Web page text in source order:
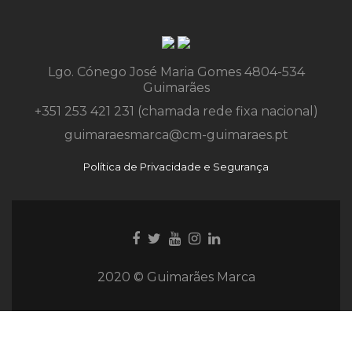
Lgo. Cónego José Maria Gomes 4804-534
Guimarães
+351 253 421 231 (chamada rede fixa nacional)
guimaraesmarca@cm-guimaraes.pt
Política de Privacidade e Segurança
Ligação
Facebook
Ligação
Twitter
Youtube
Ligação
Instagram
Ligação
Instagram
2020 © Guimarães Marca